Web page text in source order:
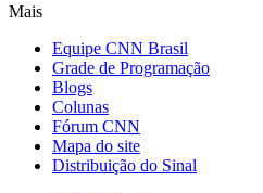
Mais
Equipe CNN Brasil
Grade de Programação
Blogs
Colunas
Fórum CNN
Mapa do site
Distribuição do Sinal